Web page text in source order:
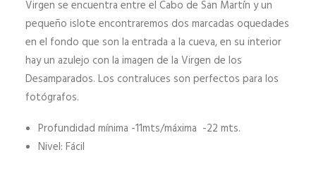
Virgen se encuentra entre el Cabo de San Martín y un
pequeño islote encontraremos dos marcadas oquedades
en el fondo que son la entrada a la cueva, en su interior
hay un azulejo con la imagen de la Virgen de los
Desamparados. Los contraluces son perfectos para los
fotógrafos.
Profundidad mínima -11mts/máxima -22 mts.
Nivel: Fácil